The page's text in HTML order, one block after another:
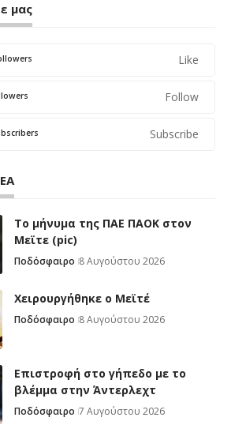
μας
Like
Follow
Subscribe
Το μήνυμα της ΠΑΕ ΠΑΟΚ στον
Μεϊτε (pic)
Ποδόσφαιρο 8 Αυγούστου 2026
Χειρουργήθηκε ο Μεϊτέ
Ποδόσφαιρο 8 Αυγούστου 2026
Επιστροφή στο γήπεδο με το
βλέμμα στην Άντερλεχτ
Ποδόσφαιρο 7 Αυγούστου 2026